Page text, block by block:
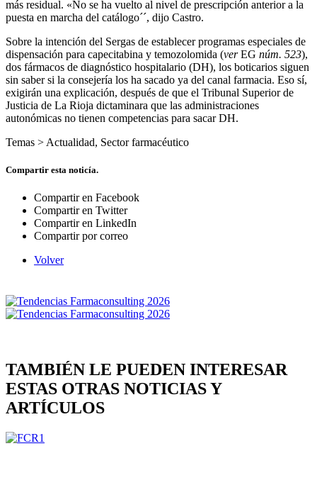
más residual. «No se ha vuelto al nivel de prescripción anterior a la
puesta en marcha del catálogo´´, dijo Castro.
Sobre la intención del Sergas de establecer programas especiales de
dispensación para capecitabina y temozolomida (verEG núm. 523),
dos fármacos de diagnóstico hospitalario (DH), los boticarios siguen
sin saber si la consejería los ha sacado ya del canal farmacia. Eso sí,
exigirán una explicación, después de que el Tribunal Superior de
Justicia de La Rioja dictaminara que las administraciones
autonómicas no tienen competencias para sacar DH.
Temas > Actualidad, Sector farmacéutico
Compartir esta noticía.
Compartir en Facebook
Compartir en Twitter
Compartir en LinkedIn
Compartir por correo
Volver
TAMBIÉN LE PUEDEN INTERESAR
ESTAS OTRAS NOTICIAS Y
ARTÍCULOS